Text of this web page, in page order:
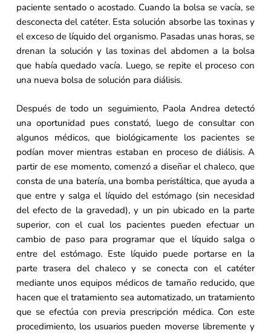
paciente sentado o acostado. Cuando la bolsa se vacía, se
desconecta del catéter. Esta solución absorbe las toxinas y
el exceso de líquido del organismo. Pasadas unas horas, se
drenan la solución y las toxinas del abdomen a la bolsa
que había quedado vacía. Luego, se repite el proceso con
una nueva bolsa de solución para diálisis.
Después de todo un seguimiento, Paola Andrea detectó
una oportunidad pues constató, luego de consultar con
algunos médicos, que biológicamente los pacientes se
podían mover mientras estaban en proceso de diálisis. A
partir de ese momento, comenzó a diseñar el chaleco, que
consta de una batería, una bomba peristáltica, que ayuda a
que entre y salga el líquido del estómago (sin necesidad
del efecto de la gravedad), y un pin ubicado en la parte
superior, con el cual los pacientes pueden efectuar un
cambio de paso para programar que el líquido salga o
entre del estómago. Este líquido puede portarse en la
parte trasera del chaleco y se conecta con el catéter
mediante unos equipos médicos de tamaño reducido, que
hacen que el tratamiento sea automatizado, un tratamiento
que se efectúa con previa prescripción médica. Con este
procedimiento, los usuarios pueden moverse libremente y